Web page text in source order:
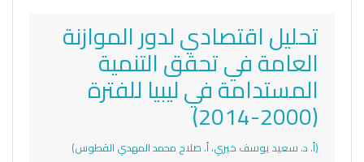
تحليل اقتصادي لدور الموازنة
العامة في تحقق التنمية
المستدامة في ليبيا للفترة
(2000-2014)
(أ. د. سعيد يوسف خيري، أ. صلاح محمد المهدي القطوس)